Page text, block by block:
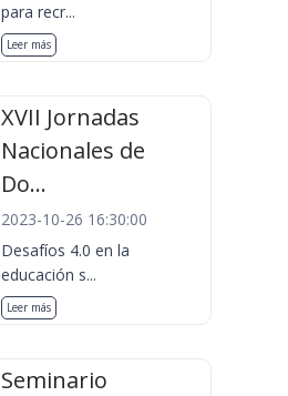
para recr...
Leer más
XVII Jornadas
Nacionales de
Do...
2023-10-26 16:30:00
Desafíos 4.0 en la
educación s...
Leer más
Seminario